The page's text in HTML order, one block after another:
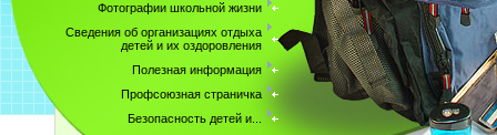
Фотографии школьной жизни
Сведения об организациях отдыха
детей и их оздоровления
Полезная информация
Профсоюзная страничка
Безопасность детей и...